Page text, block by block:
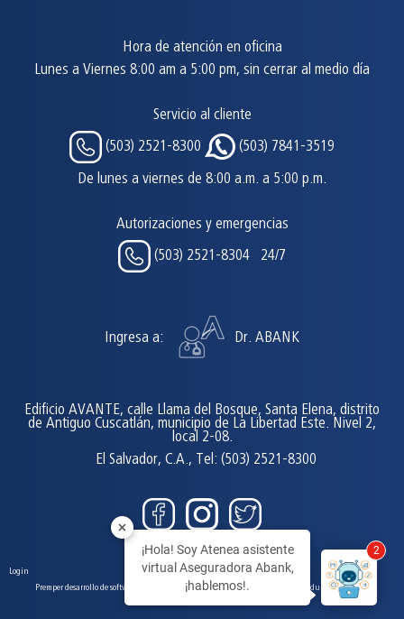
Hora de atención en oficina
Lunes a Viernes 8:00 am a 5:00 pm, sin cerrar al medio día
Servicio al cliente
(503) 2521-8300
(503) 7841-3519
De lunes a viernes de 8:00 a.m. a 5:00 p.m.
Autorizaciones y emergencias
(503) 2521-8304 24/7
Ingresa a: Dr. ABANK
Edificio AVANTE, calle Llama del Bosque, Santa Elena, distrito
de Antiguo Cuscatlán, municipio de La Libertad Este. Nivel 2,
local 2-08.
El Salvador, C.A., Tel: (503) 2521-8300
Login
Premper desarrollo de software, tiendas en línea y páginas web. El Salvador, Honduras y Uruguay
¡Hola! Soy Atenea asistente
virtual Aseguradora Abank,
¡hablemos!.
2